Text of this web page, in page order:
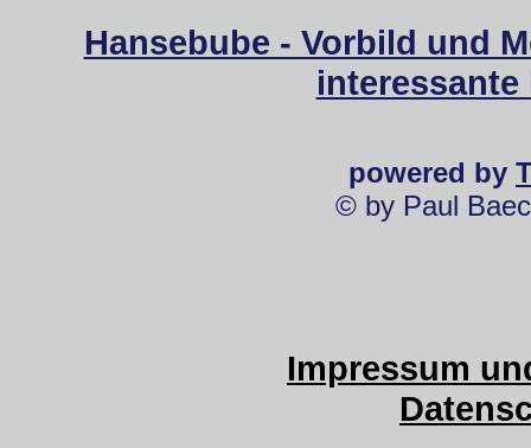
Hansebube - Vorbild und
powered by
© by Paul
Impressum